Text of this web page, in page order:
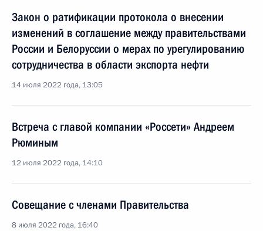
Закон о ратификации протокола о внесении
изменений в соглашение между правительствами
России и Белоруссии о мерах по урегулированию
сотрудничества в области экспорта нефти
14 июля 2022 года, 13:05
Встреча с главой компании «Россети» Андреем
Рюминым
12 июля 2022 года, 14:10
Совещание с членами Правительства
8 июля 2022 года, 16:40